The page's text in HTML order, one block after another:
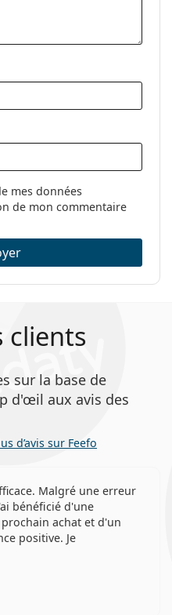
mes données
de mon commentaire
clients
sur la base de
d'œil aux avis des
d’avis sur Feefo
Malgré une erreur
bénéficié d'une
achat et d'un
positive. Je